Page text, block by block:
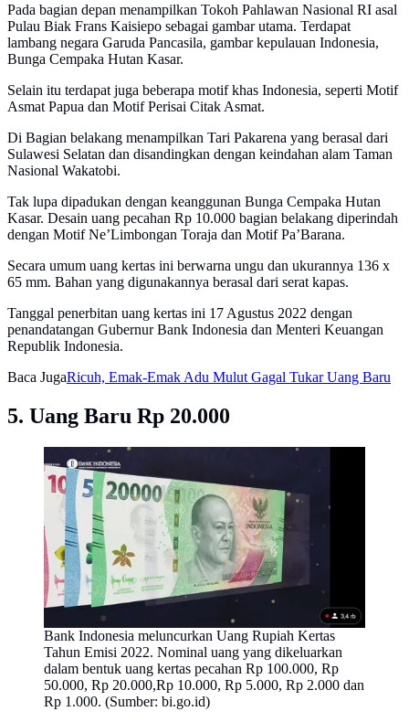
Pada bagian depan menampilkan Tokoh Pahlawan Nasional RI asal
Pulau Biak Frans Kaisiepo sebagai gambar utama. Terdapat
lambang negara Garuda Pancasila, gambar kepulauan Indonesia,
Bunga Cempaka Hutan Kasar.
Selain itu terdapat juga beberapa motif khas Indonesia, seperti Motif
Asmat Papua dan Motif Perisai Citak Asmat.
Di Bagian belakang menampilkan Tari Pakarena yang berasal dari
Sulawesi Selatan dan disandingkan dengan keindahan alam Taman
Nasional Wakatobi.
Tak lupa dipadukan dengan keanggunan Bunga Cempaka Hutan
Kasar. Desain uang pecahan Rp 10.000 bagian belakang diperindah
dengan Motif Ne’Limbongan Toraja dan Motif Pa’Barana.
Secara umum uang kertas ini berwarna ungu dan ukurannya 136 x
65 mm. Bahan yang digunakannya berasal dari serat kapas.
Tanggal penerbitan uang kertas ini 17 Agustus 2022 dengan
penandatangan Gubernur Bank Indonesia dan Menteri Keuangan
Republik Indonesia.
Baca JugaRicuh, Emak-Emak Adu Mulut Gagal Tukar Uang Baru
5. Uang Baru Rp 20.000
Bank Indonesia meluncurkan Uang Rupiah Kertas
Tahun Emisi 2022. Nominal uang yang dikeluarkan
dalam bentuk uang kertas pecahan Rp 100.000, Rp
50.000, Rp 20.000,Rp 10.000, Rp 5.000, Rp 2.000 dan
Rp 1.000. (Sumber: bi.go.id)